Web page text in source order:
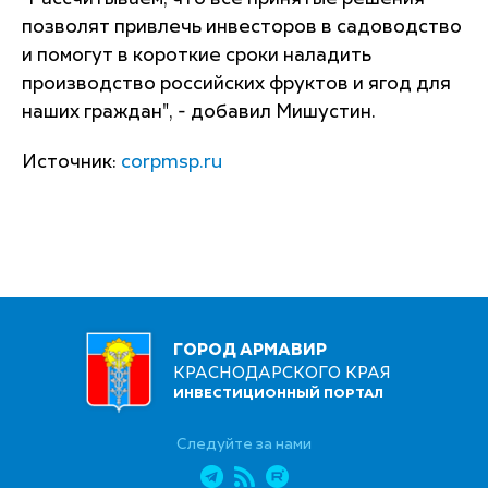
позволят привлечь инвесторов в садоводство
и помогут в короткие сроки наладить
производство российских фруктов и ягод для
наших граждан", - добавил Мишустин.
Источник: corpmsp.ru
ГОРОД АРМАВИР
КРАСНОДАРСКОГО КРАЯ
ИНВЕСТИЦИОННЫЙ ПОРТАЛ
Следуйте за нами